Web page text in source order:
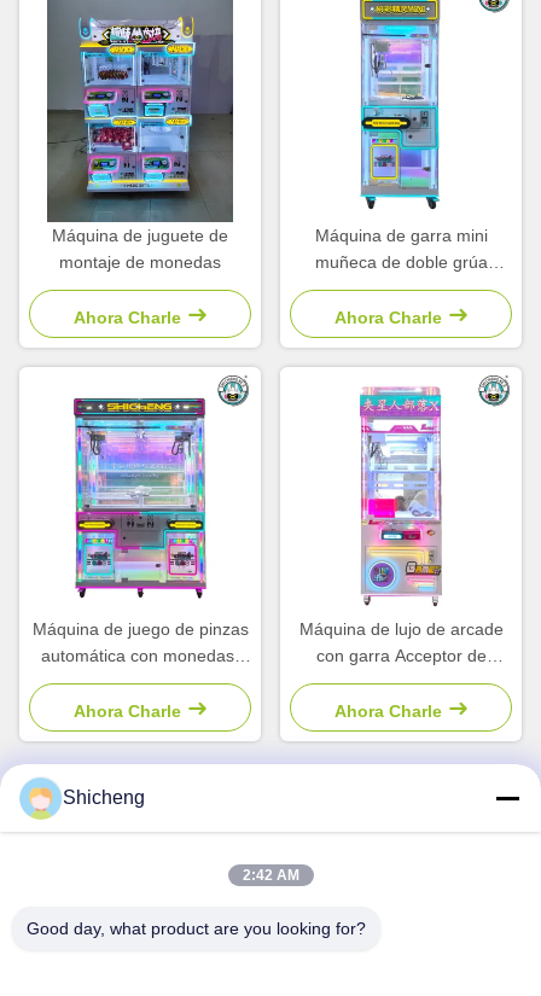
Máquina de juguete de
montaje de monedas
Ahora Charle
Máquina de garra mini
muñeca de doble grúa
personalizada para parques
temáticos y museos
Ahora Charle
Máquina de juego de pinzas
automática con monedas,
máquina de garra, grúa,
máquina de doble garra
Ahora Charle
Máquina de lujo de arcade
con garra Acceptor de
facturas de monedas
Empujador de muñecas
Máquina de juegos para
niños
Ahora Charle
Habitación 101, No.13 Weimin Middle Road, ciudad de
Shicheng
2:42 AM
Good day, what product are you looking for?